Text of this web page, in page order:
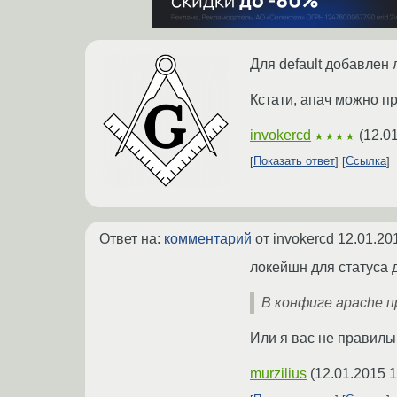
Для default добавлен
Кстати, апач можно
invokercd ★★★★ (
Показать ответ Ссылка
Ответ на: комментарий от invokercd
локейшн для статуса
В конфиге apache
Или я вас не
murzilius (12.01.2015